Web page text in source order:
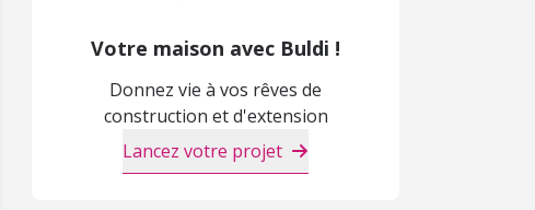
Votre maison avec Buldi !
Donnez vie à vos rêves de
construction et d'extension
Lancez votre projet